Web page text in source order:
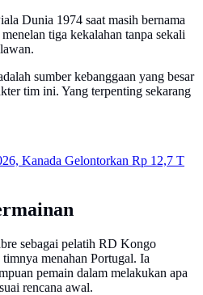
Dunia 1974 saat masih bernama
tiga kekalahan tanpa sekali
sumber kebanggaan yang besar
tim ini. Yang terpenting sekarang
Kanada Gelontorkan Rp 12,7 T
sebagai pelatih RD Kongo
menahan Portugal. Ia
pemain dalam melakukan apa
rencana awal.